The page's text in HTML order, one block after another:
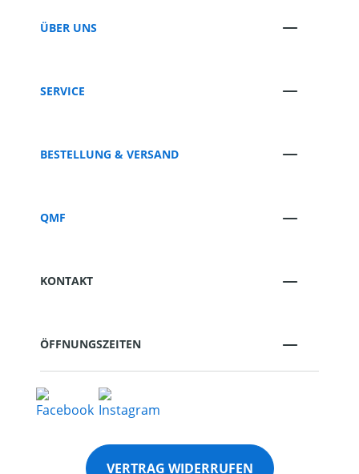
ÜBER UNS
SERVICE
BESTELLUNG & VERSAND
QMF
KONTAKT
ÖFFNUNGSZEITEN
VERTRAG WIDERRUFEN